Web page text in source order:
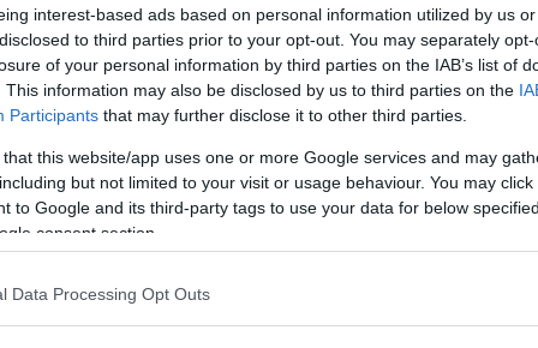
interest-based ads based on personal information utilized by us
to third parties prior to your opt-out. You may separately
of your personal information by third parties on the IAB’s list of
This information may also be disclosed by us to third parties on the
Participants that may further disclose it to other third parties.
that this website/app uses one or more Google services and may
but not limited to your visit or usage behaviour. You may
to Google and its third-party tags to use your data for below
consent section.
Data Processing Opt Outs
a leggere dopo la pubblicità
FROLLA: versate sulla spianatoia la
mettendovi il burro a pezzetti leggermente
d’uovo, la scorza di limone grattugiata e
gli ingredienti, lavorandoli quel
ma non di più. Se la pasta viene troppo
di acqua fredda o di vino bianco secco.